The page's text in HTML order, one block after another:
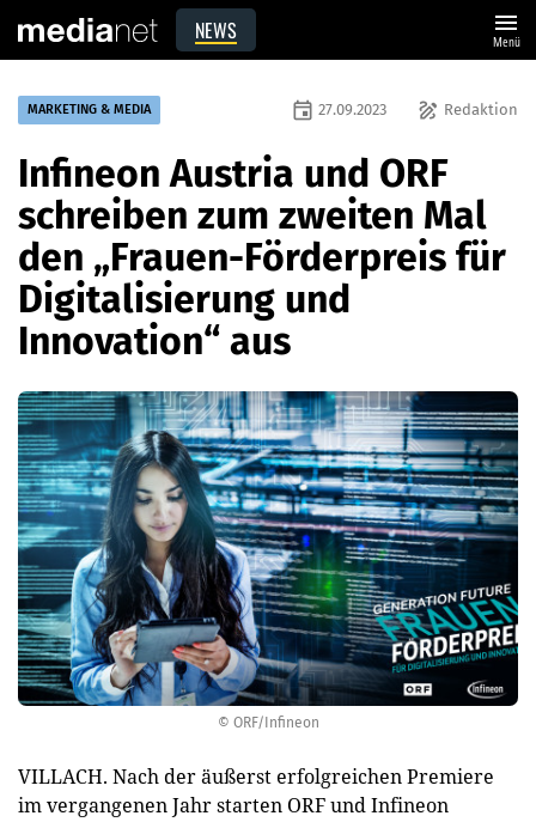
NEWS menu
Menü
© ORF/Infineon
MARKETING & MEDIA draw Redaktion
event 27.09.2023
Infineon Austria und ORF
schreiben zum zweiten Mal
den „Frauen-Förderpreis für
Digitalisierung und
Innovation“ aus
VILLACH. Nach der äußerst erfolgreichen Premiere
im vergangenen Jahr starten ORF und Infineon